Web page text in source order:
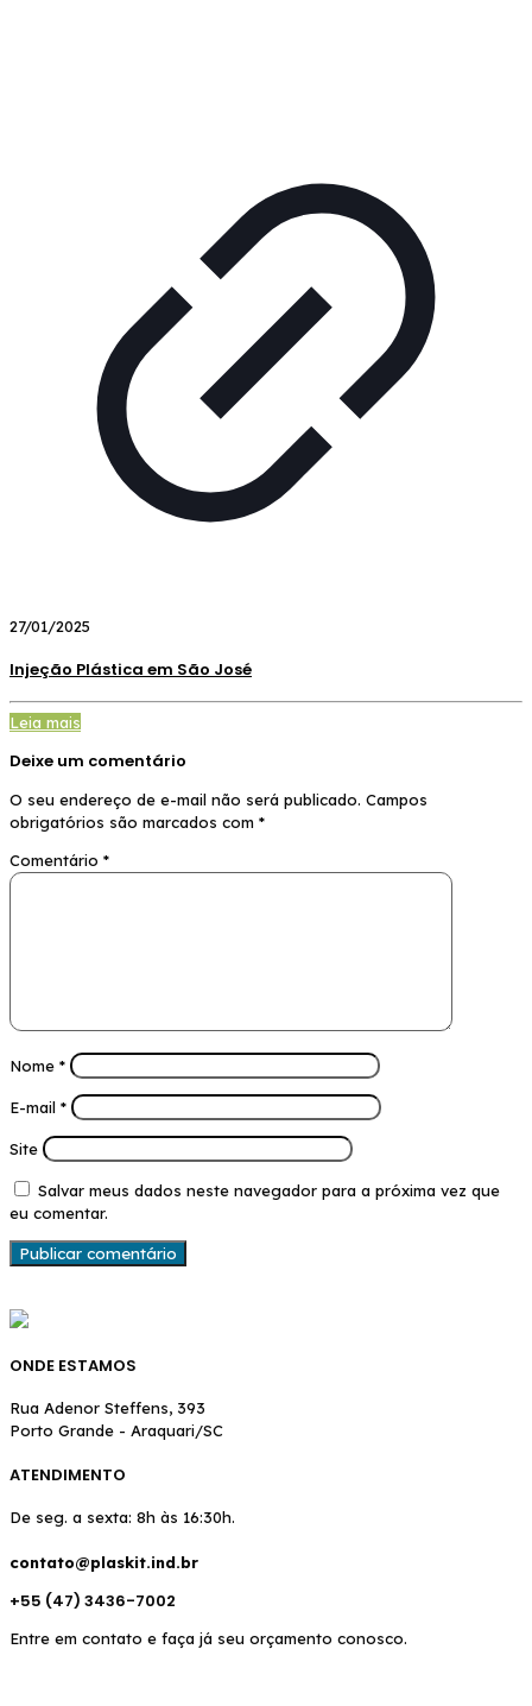
27/01/2025
Injeção Plástica em São José
Leia mais
Deixe um comentário
O seu endereço de e-mail não será publicado. Campos
obrigatórios são marcados com *
Comentário *
Nome *
E-mail *
Site
Salvar meus dados neste navegador para a próxima vez que
eu comentar.
ONDE ESTAMOS
Rua Adenor Steffens, 393
Porto Grande - Araquari/SC
ATENDIMENTO
De seg. a sexta: 8h às 16:30h.
contato@plaskit.ind.br
+55 (47) 3436-7002
Entre em contato e faça já seu orçamento conosco.